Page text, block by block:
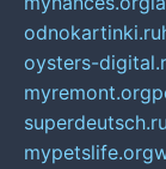
odnokartinki.ru
oysters-
myremont.org
superdeutsch.ru
mypetslife.org